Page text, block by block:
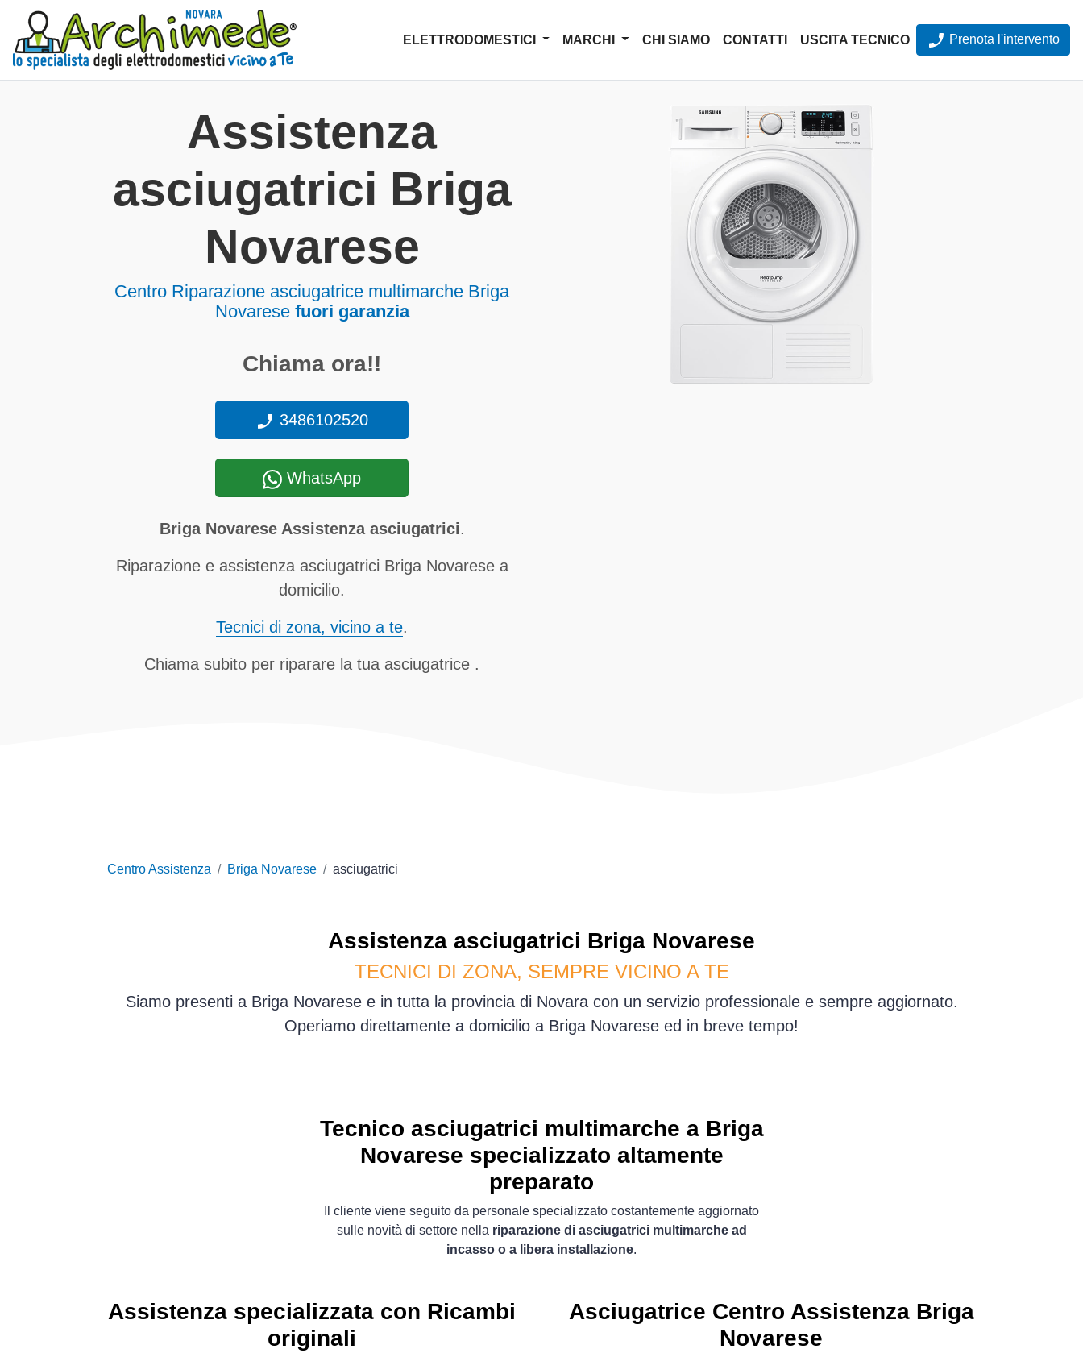
ELETTRODOMESTICI MARCHI CHI SIAMO CONTATTI USCITA TECNICO Prenota l'intervento
Assistenza
asciugatrici Briga
Novarese
Centro Riparazione asciugatrice multimarche Briga
Novarese fuori garanzia
Chiama ora!!
3486102520
WhatsApp
Briga Novarese Assistenza asciugatrici.
Riparazione e assistenza asciugatrici Briga Novarese a
domicilio.
Tecnici di zona, vicino a te.
Chiama subito per riparare la tua asciugatrice .
Centro Assistenza Briga Novarese asciugatrici
Assistenza asciugatrici Briga Novarese
TECNICI DI ZONA, SEMPRE VICINO A TE
Siamo presenti a Briga Novarese e in tutta la provincia di Novara con un servizio professionale e sempre aggiornato.
Operiamo direttamente a domicilio a Briga Novarese ed in breve tempo!
Tecnico asciugatrici multimarche a Briga
Novarese specializzato altamente
preparato
Il cliente viene seguito da personale specializzato costantemente aggiornato
sulle novità di settore nella riparazione di asciugatrici multimarche ad
incasso o a libera installazione.
Assistenza specializzata con Ricambi
originali
Asciugatrice Centro Assistenza Briga
Novarese